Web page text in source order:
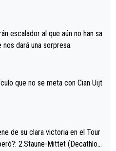
con Evenepoel dándose la
más allá de los típicos toqu
a Vingegard. Ahí hubo una in
Del Toro con calzador en posi
van complicar el tour.
escalador al que aún no han sa
dice , que nos dará una sorpresa.
no se meta con Cian Uijt
de su clara victoria en el Tour
2.Staune-Mittet (Decathlon,